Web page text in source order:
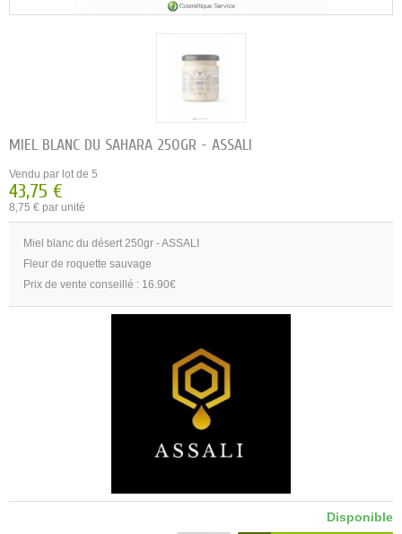
MIEL BLANC DU SAHARA 250GR - ASSALI
Vendu par lot de 5
43,75 €
8,75 € par unité
Miel blanc du désert 250gr - ASSALI
Fleur de roquette sauvage
Prix de vente conseillé : 16.90€
Disponible